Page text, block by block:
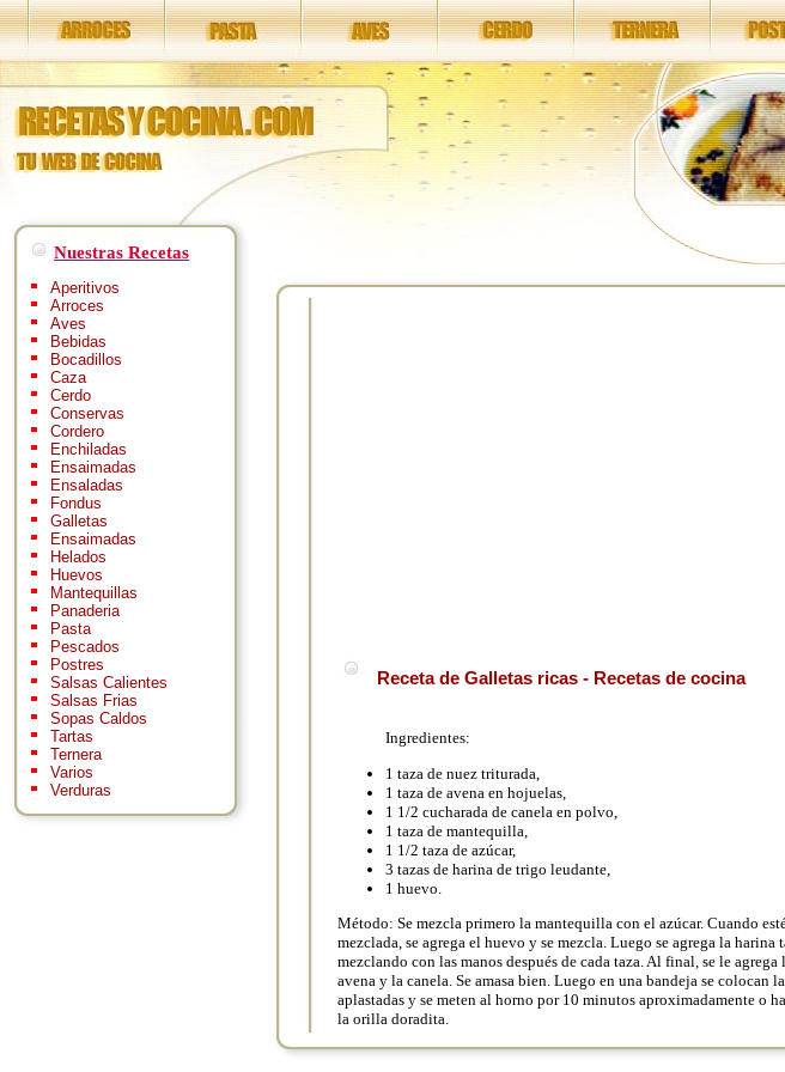
Nuestras Recetas
Aperitivos
Arroces
Aves
Bebidas
Bocadillos
Caza
Cerdo
Conservas
Cordero
Enchiladas
Ensaimadas
Ensaladas
Fondus
Galletas
Ensaimadas
Helados
Huevos
Mantequillas
Panaderia
Pasta
Pescados
Postres
Salsas Calientes
Salsas Frias
Sopas Caldos
Tartas
Ternera
Varios
Verduras
Receta de Galletas ricas - Recetas de cocina
Ingredientes:
1 taza de nuez triturada,
1 taza de avena en hojuelas,
1 1/2 cucharada de canela en polvo,
1 taza de mantequilla,
1 1/2 taza de azúcar,
3 tazas de harina de trigo leudante,
1 huevo.
Método: Se mezcla primero la mantequilla con el azúcar. Cuando
mezclada, se agrega el huevo y se mezcla. Luego se agrega la harina
mezclando con las manos después de cada taza. Al final, se le agrega
avena y la canela. Se amasa bien. Luego en una bandeja se colocan
aplastadas y se meten al horno por 10 minutos aproximadamente o
la orilla doradita.